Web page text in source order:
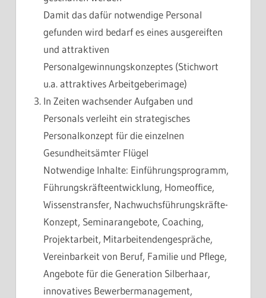
Damit das dafür notwendige Personal
gefunden wird bedarf es eines ausgereiften
und attraktiven
Personalgewinnungskonzeptes (Stichwort
u.a. attraktives Arbeitgeberimage)
In Zeiten wachsender Aufgaben und
Personals verleiht ein strategisches
Personalkonzept für die einzelnen
Gesundheitsämter Flügel
Notwendige Inhalte: Einführungsprogramm,
Führungskräfteentwicklung, Homeoffice,
Wissenstransfer, Nachwuchsführungskräfte-
Konzept, Seminarangebote, Coaching,
Projektarbeit, Mitarbeitendengespräche,
Vereinbarkeit von Beruf, Familie und Pflege,
Angebote für die Generation Silberhaar,
innovatives Bewerbermanagement,